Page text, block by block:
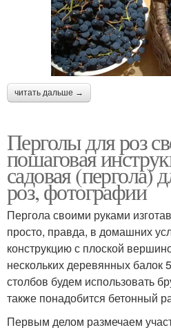
читать дальше →
Перголы для роз
пошаговая
садовая (пергола)
роз, фотографии
Пергола своими руками
просто, правда, в домашних
конструкцию с плоской
нескольких деревянных балок
столбов будем использовать
также понадобится бетонный
Первым делом размечаем